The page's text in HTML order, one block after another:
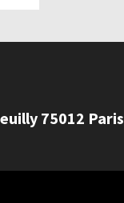
75012 Paris